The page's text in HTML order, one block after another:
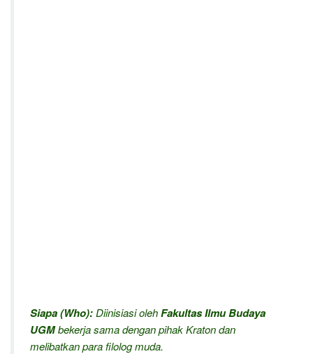
Siapa (Who):Diinisiasi olehFakultas Ilmu Budaya
UGMbekerja sama dengan pihak Kraton dan
melibatkan para filolog muda.